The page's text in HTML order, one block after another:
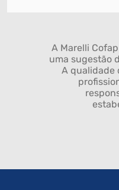
A Marelli
uma sugestão
A qualidade